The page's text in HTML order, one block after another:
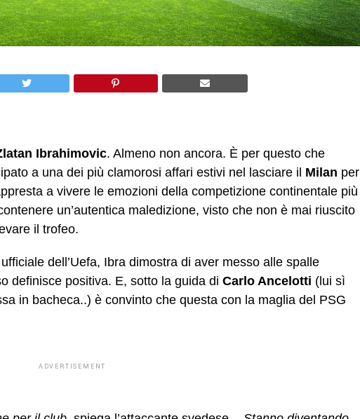
Ibrahimovic. Almeno non ancora. È per questo che
a una dei più clamorosi affari estivi nel lasciare il Milan per
a vivere le emozioni della competizione continentale più
un’autentica maledizione, visto che non è mai riuscito
il trofeo.
dell’Uefa, Ibra dimostra di aver messo alle spalle
definisce positiva. E, sotto la guida di Carlo Ancelotti (lui sì
in bacheca..) è convinto che questa con la maglia del PSG
ADVERTISEMENT